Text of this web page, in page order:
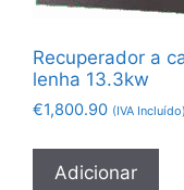
Recuperador a
lenha 13.3kw
€1,800.90 (IVA Incluído)
Adicionar